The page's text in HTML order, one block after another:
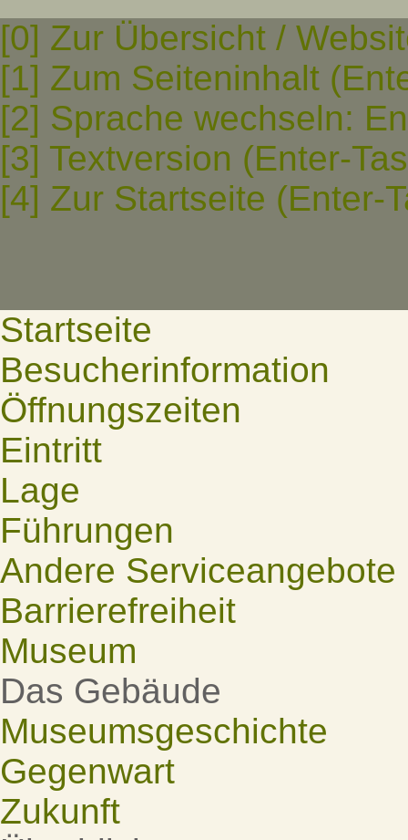
[0] Zur Übersicht /
[1] Zum Seiteninhalt
[2] Sprache wechseln:
[3] Textversion (Enter-
[4] Zur Startseite (Enter-
Startseite
Besucherinformation
Öffnungszeiten
Eintritt
Lage
Führungen
Andere Serviceangebote
Barrierefreiheit
Museum
Das Gebäude
Museumsgeschichte
Gegenwart
Zukunft